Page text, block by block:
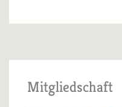
Mitgliedschaft